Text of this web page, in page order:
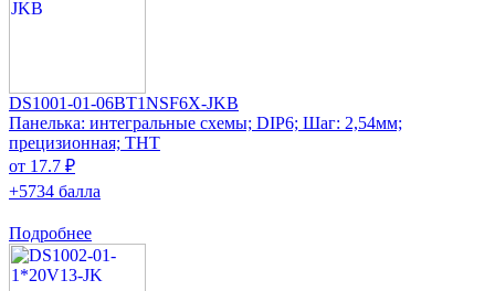
DS1001-01-06BT1NSF6X-JKB
Панелька: интегральные схемы; DIP6; Шаг: 2,54мм;
прецизионная; THT
от 17.7 ₽
+5734 балла
Подробнее